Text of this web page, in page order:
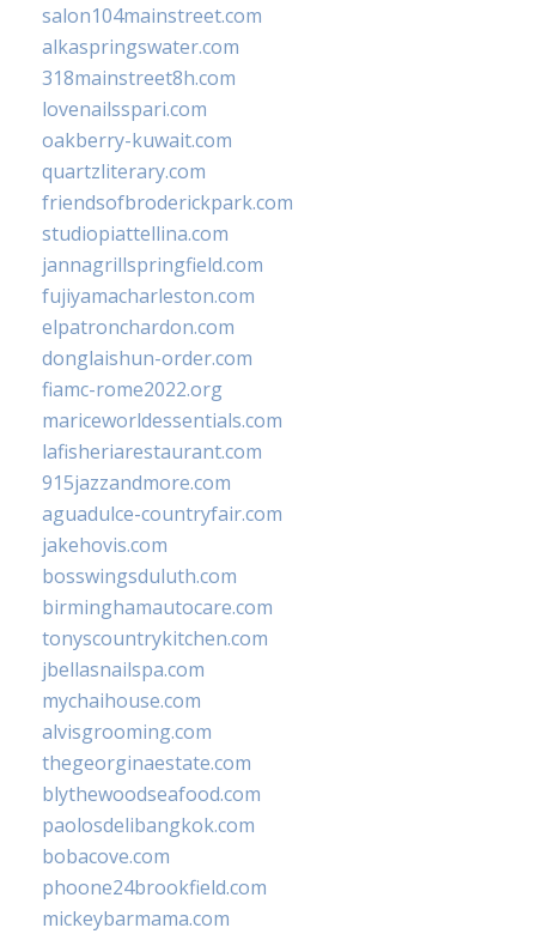
salon104mainstreet.com
alkaspringswater.com
318mainstreet8h.com
lovenailsspari.com
oakberry-kuwait.com
quartzliterary.com
friendsofbroderickpark.com
studiopiattellina.com
jannagrillspringfield.com
fujiyamacharleston.com
elpatronchardon.com
donglaishun-order.com
fiamc-rome2022.org
mariceworldessentials.com
lafisheriarestaurant.com
915jazzandmore.com
aguadulce-countryfair.com
jakehovis.com
bosswingsduluth.com
birminghamautocare.com
tonyscountrykitchen.com
jbellasnailspa.com
mychaihouse.com
alvisgrooming.com
thegeorginaestate.com
blythewoodseafood.com
paolosdelibangkok.com
bobacove.com
phoone24brookfield.com
mickeybarmama.com